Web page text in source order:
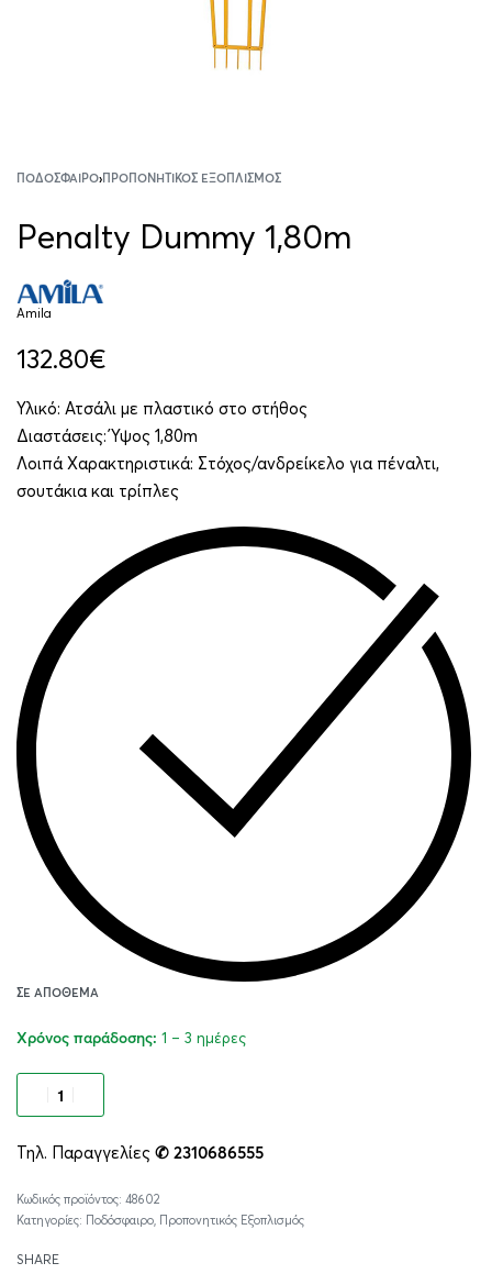
ΠΟΔΌΣΦΑΙΡΟ› ΠΡΟΠΟΝΗΤΙΚΌΣ ΕΞΟΠΛΙΣΜΌΣ
Penalty Dummy 1,80m
Amila
132.80€
Υλικό: Ατσάλι με πλαστικό στο στήθος
Διαστάσεις: Ύψος 1,80m
Λοιπά Χαρακτηριστικά: Στόχος/ανδρείκελο για πέναλτι,
σουτάκια και τρίπλες
ΣΕ ΑΠΌΘΕΜΑ
Χρόνος παράδοσης: 1 – 3 ημέρες
Τηλ. Παραγγελίες ✆ 2310686555
48602
Κατηγορίες: Ποδόσφαιρο, Προπονητικός Εξοπλισμός
SHARE